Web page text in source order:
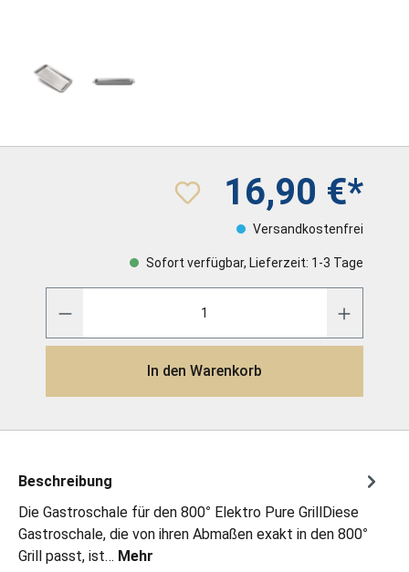
16,90 €*
Versandkostenfrei
Sofort verfügbar, Lieferzeit: 1-3 Tage
In den Warenkorb
Beschreibung
Die Gastroschale für den 800° Elektro Pure GrillDiese
Gastroschale, die von ihren Abmaßen exakt in den 800°
Grill passt, ist… Mehr